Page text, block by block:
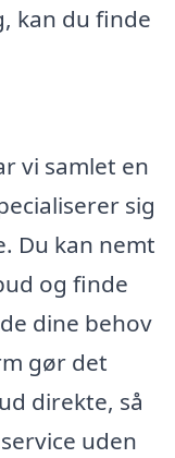
kan du finde
vi samlet en
sig
Du kan nemt
og finde
dine behov
gør det
direkte, så
uden